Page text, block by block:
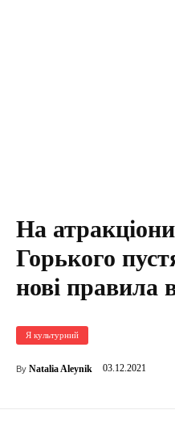
На
Горького
нові правила
Я культурний
By Natalia Aleynik 03.12.2021